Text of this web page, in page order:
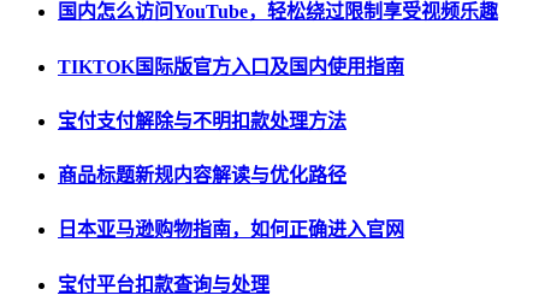
国内怎么访问YouTube，轻松绕过限制享受视频乐趣
TIKTOK国际版官方入口及国内使用指南
宝付支付解除与不明扣款处理方法
商品标题新规内容解读与优化路径
日本亚马逊购物指南，如何正确进入官网
宝付平台扣款查询与处理